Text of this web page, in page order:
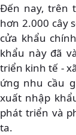
Đến nay, trên
hơn 2.000 cây
cửa khẩu
khẩu này đã
triển kinh tế -
ứng nhu cầu
xuất nhập
phát triển và
ta.